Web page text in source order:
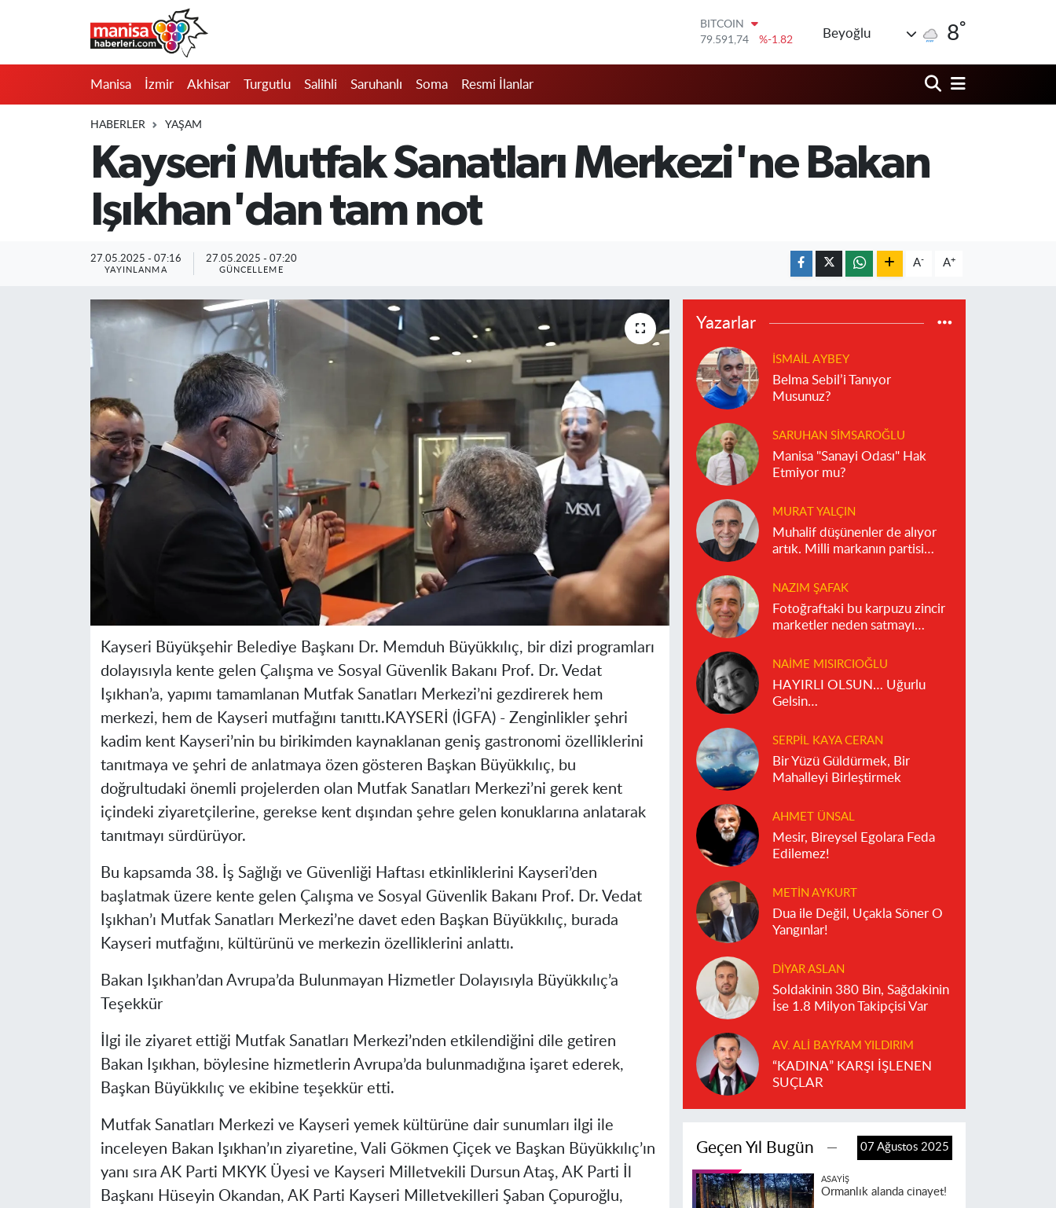
DOLAR
45,43620
%0.02
61,60380
%0.18
BİST100
14.598,00
%0
Beyoğlu 8°
Manisa İzmir Akhisar Turgutlu Salihli Saruhanlı Soma Resmi İlanlar
HABERLER YAŞAM
Kayseri Mutfak Sanatları Merkezi'ne Bakan
Işıkhan'dan tam not
27.05.2025 - 07:16
YAYINLANMA
27.05.2025 - 07:20
GÜNCELLEME
A- A+
Kayseri Büyükşehir Belediye Başkanı Dr. Memduh Büyükkılıç, bir dizi programları
dolayısıyla kente gelen Çalışma ve Sosyal Güvenlik Bakanı Prof. Dr. Vedat
Işıkhan’a, yapımı tamamlanan Mutfak Sanatları Merkezi’ni gezdirerek hem
merkezi, hem de Kayseri mutfağını tanıttı.KAYSERİ (İGFA) - Zenginlikler şehri
kadim kent Kayseri’nin bu birikimden kaynaklanan geniş gastronomi özelliklerini
tanıtmaya ve şehri de anlatmaya özen gösteren Başkan Büyükkılıç, bu
doğrultudaki önemli projelerden olan Mutfak Sanatları Merkezi’ni gerek kent
içindeki ziyaretçilerine, gerekse kent dışından şehre gelen konuklarına anlatarak
tanıtmayı sürdürüyor.
Bu kapsamda 38. İş Sağlığı ve Güvenliği Haftası etkinliklerini Kayseri’den
başlatmak üzere kente gelen Çalışma ve Sosyal Güvenlik Bakanı Prof. Dr. Vedat
Işıkhan’ı Mutfak Sanatları Merkezi’ne davet eden Başkan Büyükkılıç, burada
Kayseri mutfağını, kültürünü ve merkezin özelliklerini anlattı.
Bakan Işıkhan’dan Avrupa’da Bulunmayan Hizmetler Dolayısıyla Büyükkılıç’a
Teşekkür
İlgi ile ziyaret ettiği Mutfak Sanatları Merkezi’nden etkilendiğini dile getiren
Bakan Işıkhan, böylesine hizmetlerin Avrupa’da bulunmadığına işaret ederek,
Başkan Büyükkılıç ve ekibine teşekkür etti.
Mutfak Sanatları Merkezi ve Kayseri yemek kültürüne dair sunumları ilgi ile
inceleyen Bakan Işıkhan’ın ziyaretine, Vali Gökmen Çiçek ve Başkan Büyükkılıç’ın
yanı sıra AK Parti MKYK Üyesi ve Kayseri Milletvekili Dursun Ataş, AK Parti İl
Başkanı Hüseyin Okandan, AK Parti Kayseri Milletvekilleri Şaban Çopuroğlu,
Yazarlar
İSMAIL AYBEY
Belma Sebil’i Tanıyor
Musunuz?
SARUHAN SIMSAROĞLU
Manisa "Sanayi Odası" Hak
Etmiyor mu?
MURAT YALÇIN
Muhalif düşünenler de alıyor
artık. Milli markanın partisi
NAZIM ŞAFAK
Fotoğraftaki bu karpuzu zincir
marketler neden satmayı
NAIME MISIRCIOĞLU
HAYIRLI OLSUN… Uğurlu
Gelsin…
SERPIL KAYA CERAN
Bir Yüzü Güldürmek, Bir
Mahalleyi Birleştirmek
AHMET ÜNSAL
Mesir, Bireysel Egolara Feda
Edilemez!
METIN AYKURT
Dua ile Değil, Uçakla Söner O
Yangınlar!
DIYAR ASLAN
Soldakinin 380 Bin, Sağdakinin
İse 1.8 Milyon Takipçisi Var
AV. ALI BAYRAM YILDIRIM
“KADINA” KARŞI İŞLENEN
SUÇLAR
Geçen Yıl Bugün 07 Ağustos 2025
ASAYIŞ
Ormanlık alanda cinayet!
Saruhanlı
Resmi İlanlar
Manisa Nöbetçi Eczaneler
Manisa Trafik Yoğunluk Haritası
Süper Lig Puan Durumu ve Fikstür
Tüm Manşetler
Son Dakika Haberleri
Haber Arşivi